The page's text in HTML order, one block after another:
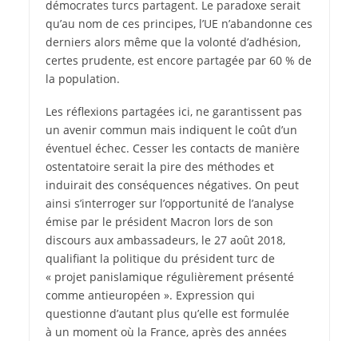
démocrates turcs partagent. Le paradoxe serait
qu’au nom de ces principes, l’UE n’abandonne ces
derniers alors même que la volonté d’adhésion,
certes prudente, est encore partagée par 60 % de
la population.
Les réflexions partagées ici, ne garantissent pas
un avenir commun mais indiquent le coût d’un
éventuel échec. Cesser les contacts de manière
ostentatoire serait la pire des méthodes et
induirait des conséquences négatives. On peut
ainsi s’interroger sur l’opportunité de l’analyse
émise par le président Macron lors de son
discours aux ambassadeurs, le 27 août 2018,
qualifiant la politique du président turc de
« projet panislamique régulièrement présenté
comme antieuropéen ». Expression qui
questionne d’autant plus qu’elle est formulée
à un moment où la France, après des années